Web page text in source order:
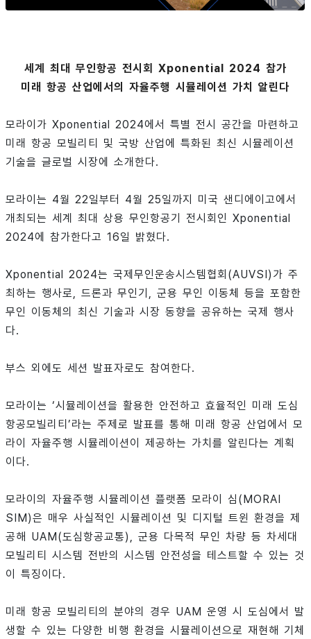
세계 최대 무인항공 전시회 Xponential 2024 참가
미래 항공 산업에서의 자율주행 시뮬레이션 가치 알린다
모라이가 Xponential 2024에서 특별 전시 공간을 마련하고
미래 항공 모빌리티 및 국방 산업에 특화된 최신 시뮬레이션
기술을 글로벌 시장에 소개한다.
모라이는 4월 22일부터 4월 25일까지 미국 샌디에이고에서
개최되는 세계 최대 상용 무인항공기 전시회인 Xponential
2024에 참가한다고 16일 밝혔다.
Xponential 2024는 국제무인운송시스템협회(AUVSI)가 주
최하는 행사로, 드론과 무인기, 군용 무인 이동체 등을 포함한
무인 이동체의 최신 기술과 시장 동향을 공유하는 국제 행사
다.
부스 외에도 세션 발표자로도 참여한다.
모라이는 ‘시뮬레이션을 활용한 안전하고 효율적인 미래 도심
항공모빌리티’라는 주제로 발표를 통해 미래 항공 산업에서 모
라이 자율주행 시뮬레이션이 제공하는 가치를 알린다는 계획
이다.
모라이의 자율주행 시뮬레이션 플랫폼 모라이 심(MORAI
SIM)은 매우 사실적인 시뮬레이션 및 디지털 트윈 환경을 제
공해 UAM(도심항공교통), 군용 다목적 무인 차량 등 차세대
모빌리티 시스템 전반의 시스템 안전성을 테스트할 수 있는 것
이 특징이다.
미래 항공 모빌리티의 분야의 경우 UAM 운영 시 도심에서 발
생할 수 있는 다양한 비행 환경을 시뮬레이션으로 재현해 기체